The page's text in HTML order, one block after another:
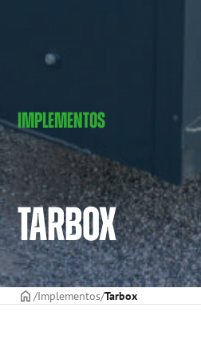
IMPLEMENTOS
TARBOX
CAPAImplementos Tarbox